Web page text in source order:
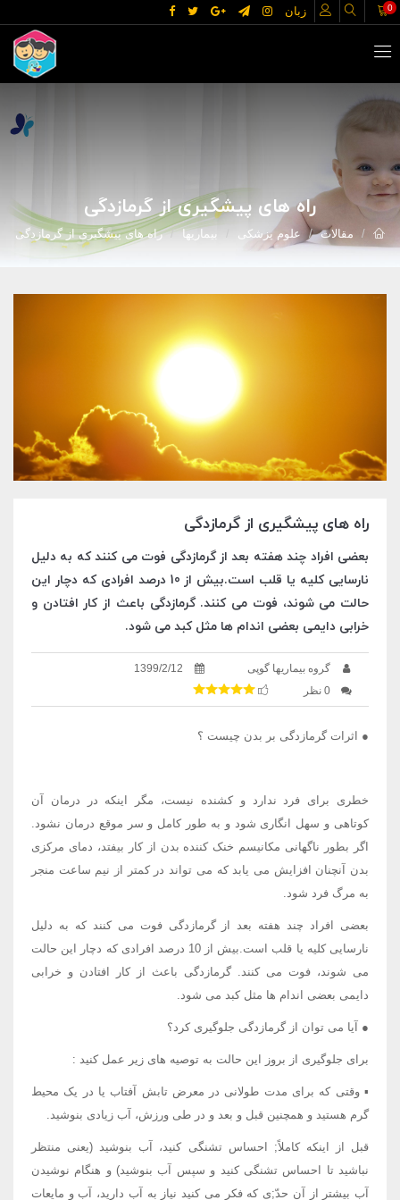
زبان 0
راه های پیشگیری از گرمازدگی
مقالات علوم پزشکی بیماریها راه های پیشگیری از گرمازدگی
راه های پیشگیری از گرمازدگی
بعضی افراد چند هفته بعد از گرمازدگی فوت می کنند که به دلیل
نارسایی کلیه یا قلب است.بیش از 10 درصد افرادی که دچار این
حالت می شوند، فوت می کنند. گرمازدگی باعث از کار افتادن و
خرابی دایمی بعضی اندام ها مثل کبد می شود.
گروه بیماریها گوپی
1399/2/12
0 نظر
● اثرات گرمازدگی بر بدن چیست ؟
خطری برای فرد ندارد و کشنده نیست، مگر اینکه در درمان آن
کوتاهی و سهل انگاری شود و به طور کامل و سر موقع درمان نشود.
اگر بطور ناگهانی مکانیسم خنک کننده بدن از کار بیفتد، دمای مرکزی
بدن آنچنان افزایش می یابد که می تواند در کمتر از نیم ساعت منجر
به مرگ فرد شود.
بعضی افراد چند هفته بعد از گرمازدگی فوت می کنند که به دلیل
نارسایی کلیه یا قلب است.بیش از 10 درصد افرادی که دچار این حالت
می شوند، فوت می کنند. گرمازدگی باعث از کار افتادن و خرابی
دایمی بعضی اندام ها مثل کبد می شود.
● آیا می توان از گرمازدگی جلوگیری کرد؟
برای جلوگیری از بروز این حالت به توصیه های زیر عمل کنید :
▪ وقتی که برای مدت طولانی در معرض تابش آفتاب یا در یک محیط
گرم هستید و همچنین قبل و بعد و در طی ورزش، آب زیادی بنوشید.
قبل از اینکه کاملاً; احساس تشنگی کنید، آب بنوشید (یعنی منتظر
نباشید تا احساس تشنگی کنید و سپس آب بنوشید) و هنگام نوشیدن
آب بیشتر از آن حدّ;ی که فکر می کنید نیاز به آب دارید، آب و مایعات